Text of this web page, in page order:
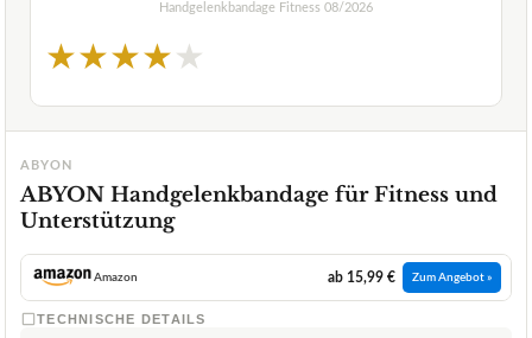
Handgelenkbandage Fitness 08/2026
★★★★★
ABYON
ABYON Handgelenkbandage für Fitness und
Unterstützung
Amazon ab 15,99 € Zum Angebot »
TECHNISCHE DETAILS